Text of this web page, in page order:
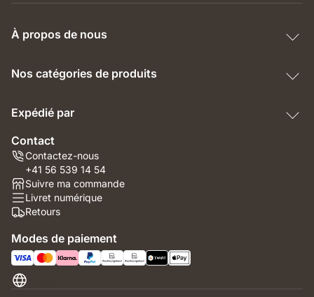
À propos de nous
Nos catégories de produits
Expédié par
Contact
Contactez-nous
+41 56 539 14 54
Suivre ma commande
Livret numérique
Retours
Modes de paiement